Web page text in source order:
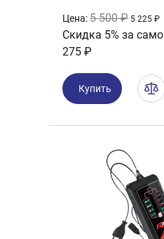
Цена:5 500 ₽ 5 225 ₽
Скидка 5% за
275 ₽
Купить